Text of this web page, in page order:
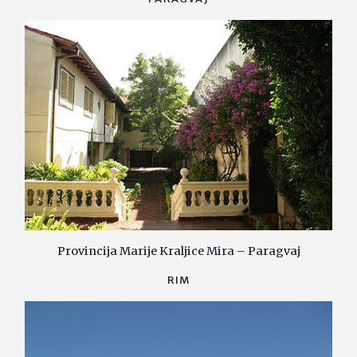
Provincija Marije Kraljice Mira – Paragvaj
RIM